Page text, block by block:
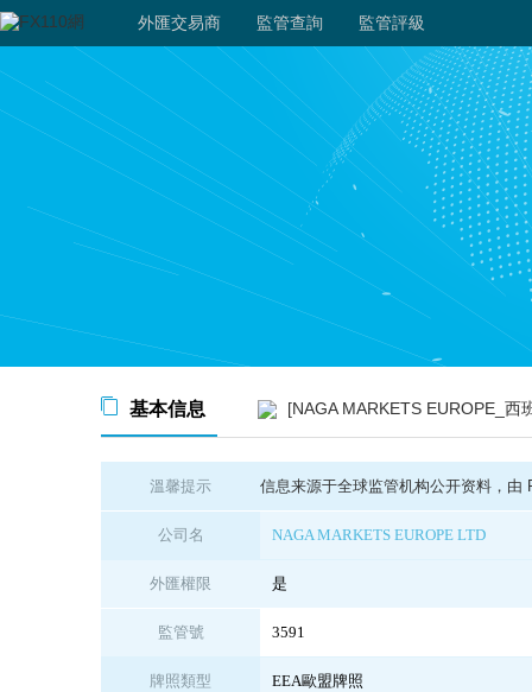
外匯交易商 監管查詢 監管評級
基本信息 [NAGA MARKETS EUROPE_西班牙CNMV監
溫馨提示 信息来源于全球监管机构公开资料，由
公司名 NAGA MARKETS EUROPE LTD
外匯權限 是
監管號 3591
牌照類型 EEA歐盟牌照